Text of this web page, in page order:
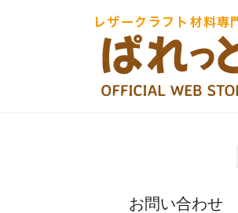
お問い合わせ